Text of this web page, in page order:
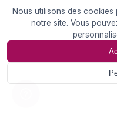
POSSIBLE.
Notre 100ème
réalisé et la barre des…
Nous utilisons des
notre site. Vous